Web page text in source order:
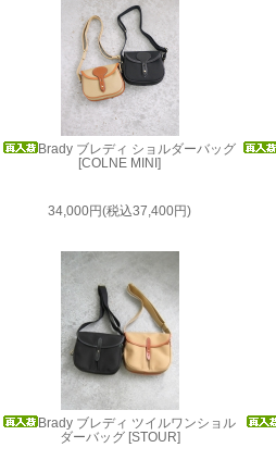
Brady ブレディ ショルダーバッグ
[COLNE MINI]
34,000円(税込37,400円)
Brady ブレディ ツイルワンショル
ダーバッグ [STOUR]